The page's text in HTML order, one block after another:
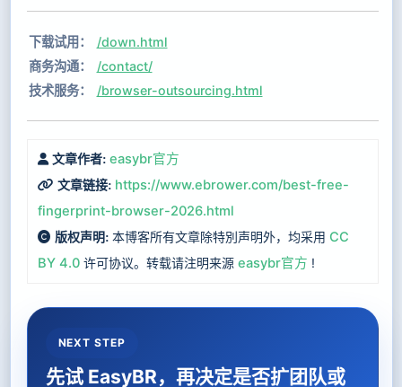
下载试用：
/down.html
商务沟通：
/contact/
技术服务：
/browser-outsourcing.html
文章作者: easybr官方
文章链接: https://www.ebrower.com/best-free-
fingerprint-browser-2026.html
版权声明: 本博客所有文章除特別声明外，均采用 CC
BY 4.0许可协议。转载请注明来源 easybr官方 !
NEXT STEP
先试 EasyBR，再决定是否扩团队或